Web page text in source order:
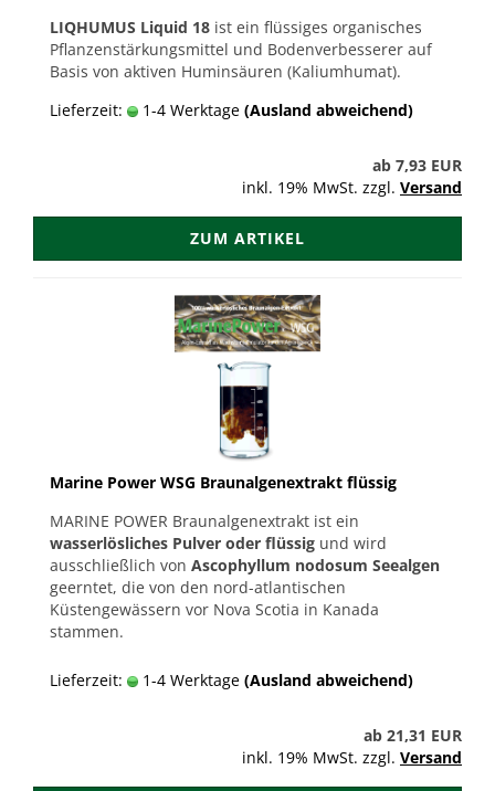
LIQHUMUS Liquid 18 ist ein flüssiges organisches
Pflanzenstärkungsmittel und Bodenverbesserer auf
Basis von aktiven Huminsäuren (Kaliumhumat).
Lieferzeit:
1-4 Werktage (Ausland abweichend)
ab 7,93 EUR
inkl. 19% MwSt. zzgl. Versand
ZUM ARTIKEL
Marine Power WSG Braunalgenextrakt flüssig
MARINE POWER Braunalgenextrakt ist ein
wasserlösliches Pulver oder flüssig und wird
ausschließlich von Ascophyllum nodosum Seealgen
geerntet, die von den nord-atlantischen
Küstengewässern vor Nova Scotia in Kanada
stammen.
Lieferzeit: 1-4 Werktage (Ausland abweichend)
ab 21,31 EUR
inkl. 19% MwSt. zzgl. Versand